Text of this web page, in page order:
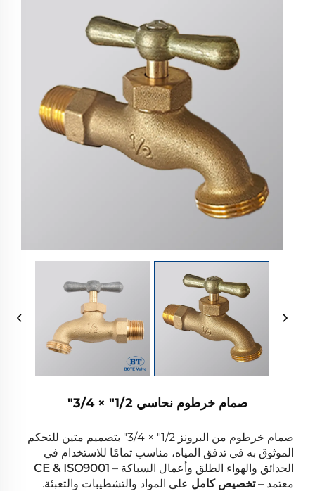
صمام خرطوم نحاسي 1/2" × 3/4"
صمام خرطوم من البرونز 1/2" × 3/4" بتصميم متين للتحكم
الموثوق به في تدفق المياه، مناسب تمامًا للاستخدام في
الحدائق والهواء الطلق وأعمال السباكة – CE & ISO9001
معتمد –تخصيص كامل على المواد والتشطيبات والتعبئة.